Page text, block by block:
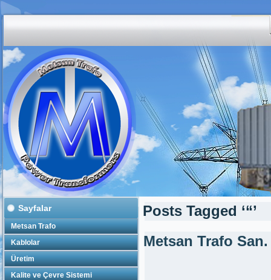
Sayfalar
Metsan Trafo
Kablolar
Üretim
Kalite ve Çevre Sistemi
Posts Tagged ‘“’
Metsan Trafo